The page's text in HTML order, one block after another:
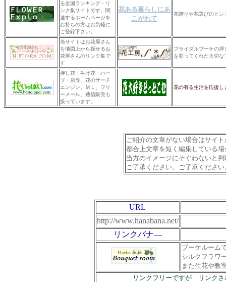
る全国ランキング・リ
ンク集サイトです。関
連するホームページを
お持ちの方はお気軽に
ご登録下さい。
花ある暮らしにあ
こがれて
花贈りや花選びのヒン
当サイトはお花屋さん
を地図上から探せるお
花屋さんのリンク集で
す
ブライダルブーケの
を彩ってくれた大切
押し花・生け花・ハー
ブ・店等、花のサーチ
エンジン。ＭＬ、フリ
ーメール、通信販売も
扱っています。
花の有る生活を応援し
ご紹介の文章がない場合はサイ
都合上文章を短く編集している
当方のイメージにそぐわないと
ご了承ください。ご了承ください
URL
http://www.hanabana.net/
リンクバナ―
ブーケルーム
シルクフラワ
また生花や教
リンクフリーですが リンクさ